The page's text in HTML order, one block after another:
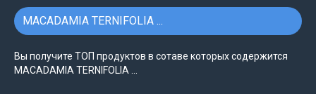
MACADAMIA TERNIFOLIA ...
Вы получите ТОП продуктов в сотаве которых содержится
MACADAMIA TERNIFOLIA ...